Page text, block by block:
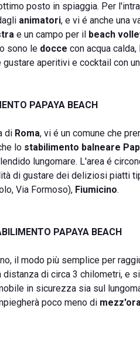
posto in spiaggia. Per
animatori, e vi é anche una
e un campo per il beach
sono le docce con acqua
aperitivi e cocktail con
PAPAYA BEACH
di Roma, vi é un comune che
lo stabilimento balneare
lungomare. L'area é
di gustare dei deliziosi piatti
Via Formoso), Fiumicino.
PAPAYA BEACH
il modo più semplice per
distanza di circa 3 chilometri, e
in sicurezza sia sul
poco meno di